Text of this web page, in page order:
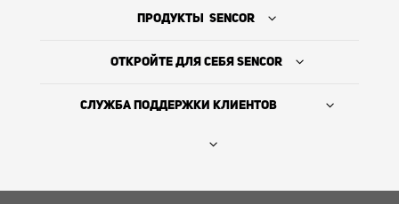
ПРОДУКТЫ SENCOR
ОТКРОЙТЕ ДЛЯ СЕБЯ SENCOR
СЛУЖБА ПОДДЕРЖКИ КЛИЕНТОВ